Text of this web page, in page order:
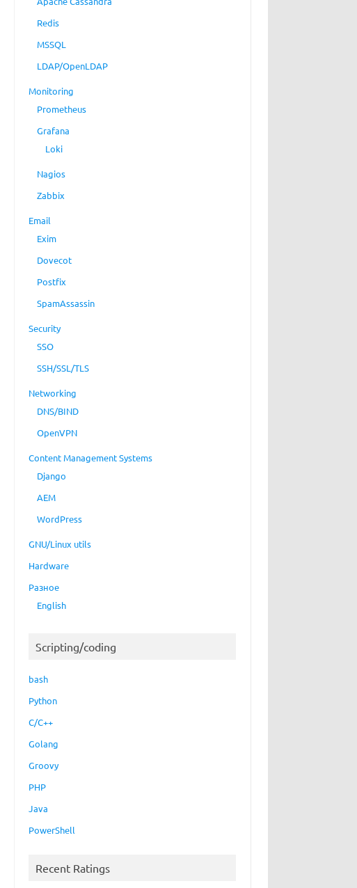
Redis
MSSQL
LDAP/OpenLDAP
Monitoring
Prometheus
Grafana
Loki
Nagios
Zabbix
Email
Exim
Dovecot
Postfix
SpamAssassin
Security
SSO
SSH/SSL/TLS
Networking
DNS/BIND
OpenVPN
Content Management Systems
Django
AEM
WordPress
GNU/Linux utils
Hardware
Разное
English
Scripting/coding
bash
Python
C/C++
Golang
Groovy
PHP
Java
PowerShell
Recent Ratings